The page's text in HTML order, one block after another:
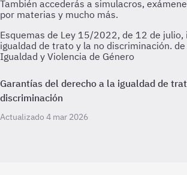
Esquemas de Ley 15/2022, de 12 de julio,
igualdad de trato y la no discriminación.
Igualdad y Violencia de Género
Garantías del derecho a la igualdad de
discriminación
Actualizado 4 mar 2026